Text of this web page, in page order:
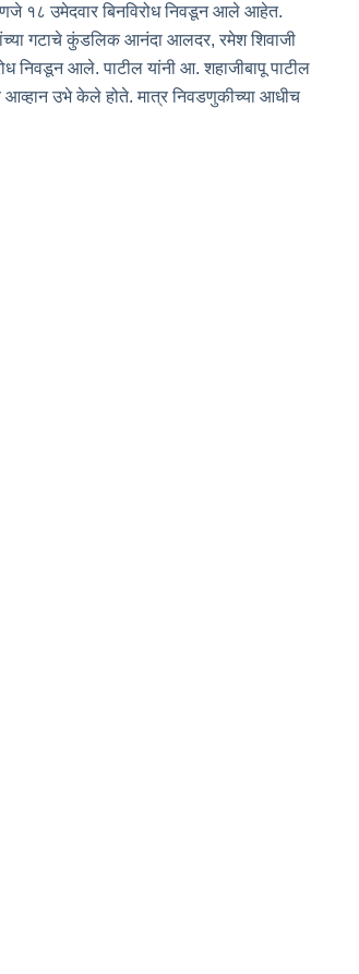
१८ उमेदवार बिनविरोध निवडून आले आहेत.
गटाचे कुंडलिक आनंदा आलदर, रमेश शिवाजी
निवडून आले. पाटील यांनी आ. शहाजीबापू पाटील
उभे केले होते. मात्र निवडणुकीच्या आधीच